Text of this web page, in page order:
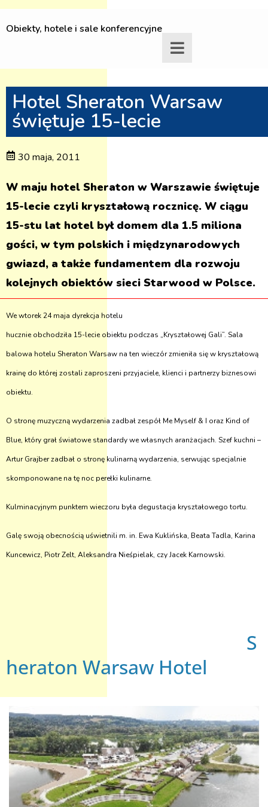
Obiekty, hotele i sale konferencyjne
Hotel Sheraton Warsaw
świętuje 15-lecie
30 maja, 2011
W maju hotel Sheraton w Warszawie świętuje
15-lecie czyli kryształową rocznicę. W ciągu
15-stu lat hotel był domem dla 1.5 miliona
gości, w tym polskich i międzynarodowych
gwiazd, a także fundamentem dla rozwoju
kolejnych obiektów sieci Starwood w Polsce.
We wtorek 24 maja dyrekcja hotelu
hucznie obchodziła 15-lecie obiektu podczas „Kryształowej Gali”. Sala
balowa hotelu Sheraton Warsaw na ten wieczór zmieniła się w kryształową
krainę do której zostali zaproszeni przyjaciele, klienci i partnerzy biznesowi
obiektu.
O stronę muzyczną wydarzenia zadbał zespół Me Myself & I oraz Kind of
Blue, który grał światowe standardy we własnych aranżacjach. Szef kuchni –
Artur Grajber zadbał o stronę kulinarną wydarzenia, serwując specjalnie
skomponowane na tę noc perełki kulinarne.
Kulminacyjnym punktem wieczoru była degustacja kryształowego tortu.
Galę swoją obecnością uświetnili m. in. Ewa Kuklińska, Beata Tadla, Karina
Kuncewicz, Piotr Zelt, Aleksandra Nieśpielak, czy Jacek Karnowski.
S
heraton Warsaw Hotel